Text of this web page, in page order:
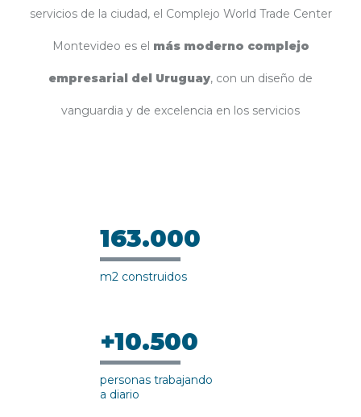
servicios de la ciudad, el Complejo World Trade Center
Montevideo es el más moderno complejo
empresarial del Uruguay, con un diseño de
vanguardia y de excelencia en los servicios
163.000
m2 construidos
+10.500
personas trabajando
a diario